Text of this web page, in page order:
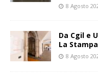
8 Agosto
Da Cgil e
La Stampa
8 Agosto